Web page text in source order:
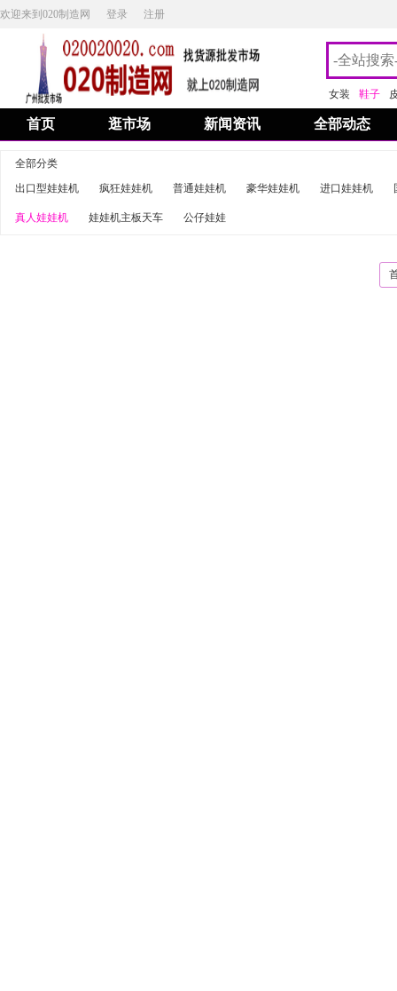
欢迎来到020制造网 登录 注册
女装 鞋子
首页 逛市场 新闻资讯 全部动态
全部分类
出口型娃娃机
疯狂娃娃机 普通娃娃机 豪华娃娃机 进口娃娃机
真人娃娃机 娃娃机主板天车 公仔娃娃